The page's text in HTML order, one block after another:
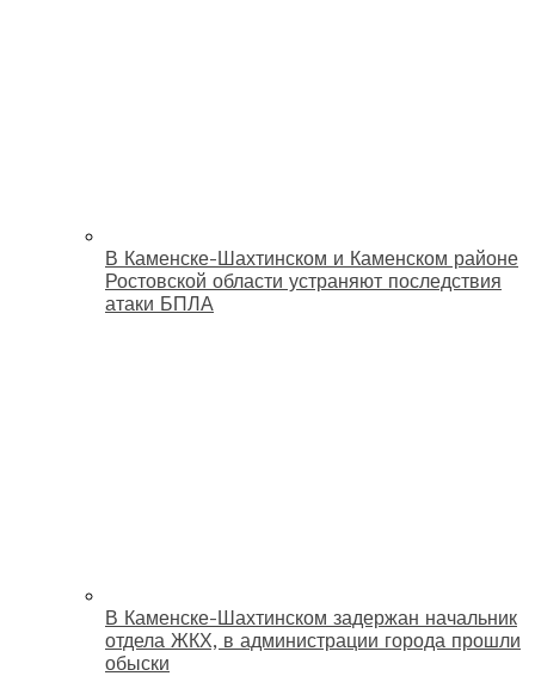
В Каменске-Шахтинском и Каменском районе
Ростовской области устраняют последствия
атаки БПЛА
В Каменске-Шахтинском задержан начальник
отдела ЖКХ, в администрации города прошли
обыски